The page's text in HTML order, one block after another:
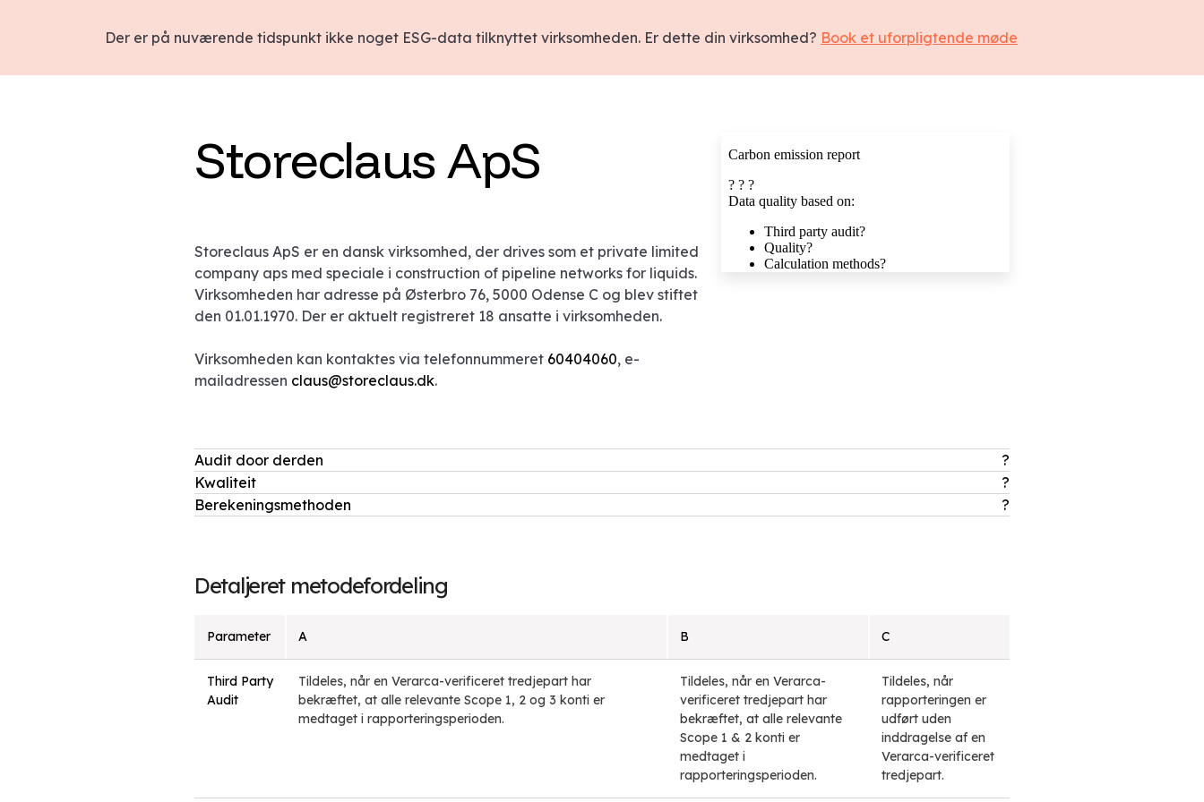
Der er på nuværende tidspunkt ikke noget ESG-data tilknyttet virksomheden. Er dette din virksomhed? Book et uforpligtende møde
Storeclaus ApS
Storeclaus ApS er en dansk virksomhed, der drives som et private limited
company aps med speciale i construction of pipeline networks for liquids.
Virksomheden har adresse på Østerbro 76, 5000 Odense C og blev stiftet
den 01.01.1970. Der er aktuelt registreret 18 ansatte i virksomheden.
Virksomheden kan kontaktes via telefonnummeret 60404060, e-
mailadressen claus@storeclaus.dk.
Audit door derden
?
Kwaliteit
?
Berekeningsmethoden
?
Detaljeret metodefordeling
Parameter A B C
Third Party
Audit
Tildeles, når en Verarca-verificeret tredjepart har
bekræftet, at alle relevante Scope 1, 2 og 3 konti er
medtaget i rapporteringsperioden.
Tildeles, når en Verarca-
verificeret tredjepart har
bekræftet, at alle relevante
Scope 1 & 2 konti er
medtaget i
rapporteringsperioden.
Tildeles, når
rapporteringen er
udført uden
inddragelse af en
Verarca-verificeret
tredjepart.